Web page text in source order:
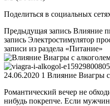
Поделиться в социальных
Предыдущая запись Влияние
запись Электростимулятор
записи из раздела «Питание»
24.06.2020 1 Влияние Виагры
Романтический вечер не
нибудь покрепче. Если